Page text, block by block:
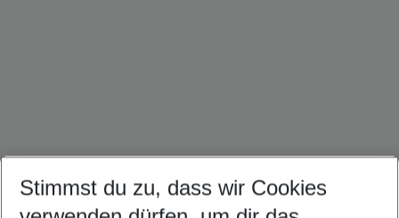
Stimmst du zu, dass wir Cookies